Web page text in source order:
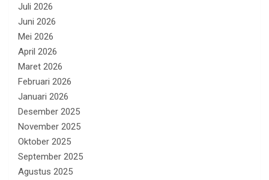
Juli 2026
Juni 2026
Mei 2026
April 2026
Maret 2026
Februari 2026
Januari 2026
Desember 2025
November 2025
Oktober 2025
September 2025
Agustus 2025